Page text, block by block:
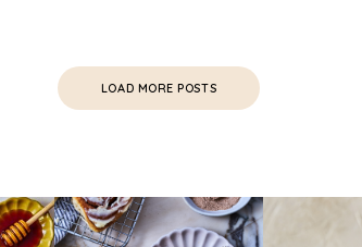
LOAD MORE POSTS